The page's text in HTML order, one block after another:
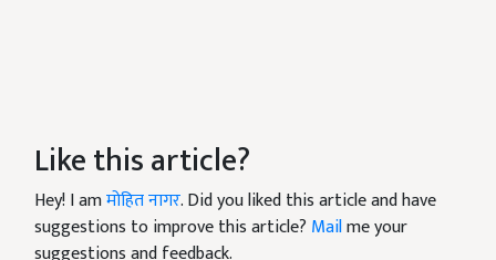
Like this article?
Hey! I amमोहित नागर. Did you liked this article and have
suggestions to improve this article? Mailme your
suggestions and feedback.